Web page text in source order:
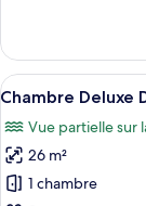
View
le
type
de
Suite,
Partial
Sea
View
Afficher
toutes
les
photos
pour
7
Chambre Deluxe
Vue partielle sur
26 m²
1 chambre